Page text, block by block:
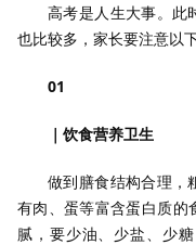
高考是人生大事。此
也比较多，家长要注意以
01
｜饮食营养卫生
做到膳食结构合理，
有肉、蛋等富含蛋白质的
腻，要少油、少盐、少